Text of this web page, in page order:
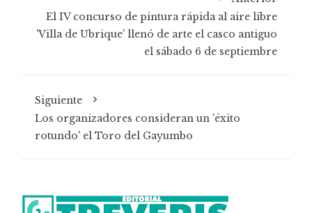
El IV concurso de pintura rápida al aire libre
'Villa de Ubrique' llenó de arte el casco antiguo
el sábado 6 de septiembre
Siguiente
Los organizadores consideran un 'éxito
rotundo' el Toro del Gayumbo